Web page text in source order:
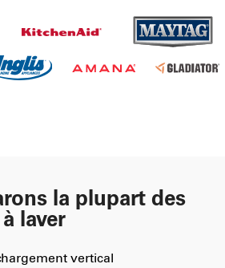
la plupart des
laver
vertical